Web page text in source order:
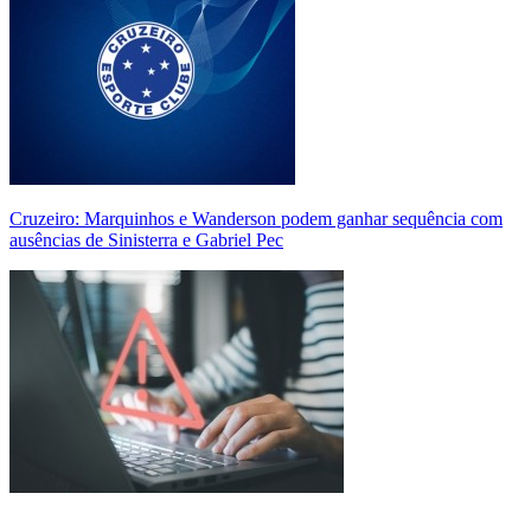
Cruzeiro: Marquinhos e Wanderson podem ganhar sequência com
ausências de Sinisterra e Gabriel Pec